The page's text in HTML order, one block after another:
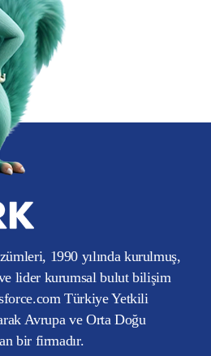
1990 yılında kurulmuş,
lider kurumsal bulut bilişim
Türkiye Yetkili
Avrupa ve Orta Doğu
bir firmadır.